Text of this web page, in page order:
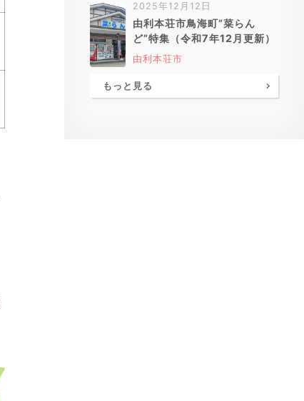
2025年12月12日
由利本荘市鳥海町”菜らん
ど”特集（令和7年12月更新）
由利本荘市
もっと見る